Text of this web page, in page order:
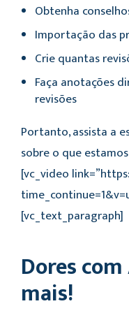
Obtenha
Importação das
Crie quantas
Faça anotações
revisões
Portanto, assista a
sobre o que
[vc_video
[vc_text_paragraph]
Dores
mais!